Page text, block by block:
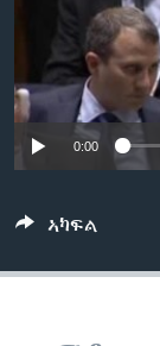
ቂሔ ጽልሚ
ቋንቋታት
No
0:00
ኣካፍል